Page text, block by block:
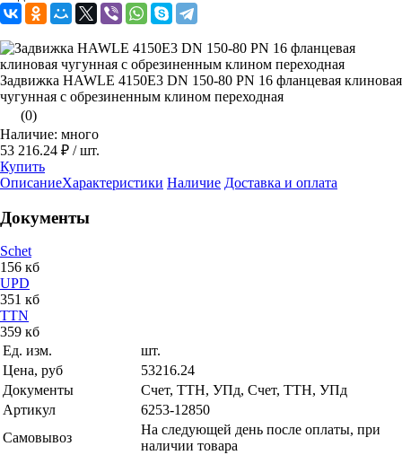
Задвижка HAWLE 4150E3 DN 150-80 PN 16 фланцевая клиновая
чугунная с обрезиненным клином переходная
(0)
Наличие: много
53 216.24 ₽ / шт.
Купить
ОписаниеХарактеристики Наличие Доставка и оплата
Документы
Schet
156 кб
UPD
351 кб
TTN
359 кб
Ед. изм.
шт.
Цена, руб
53216.24
Документы
Счет, ТТН, УПд, Счет, ТТН, УПд
Артикул
6253-12850
Самовывоз
На следующей день после оплаты, при
наличии товара